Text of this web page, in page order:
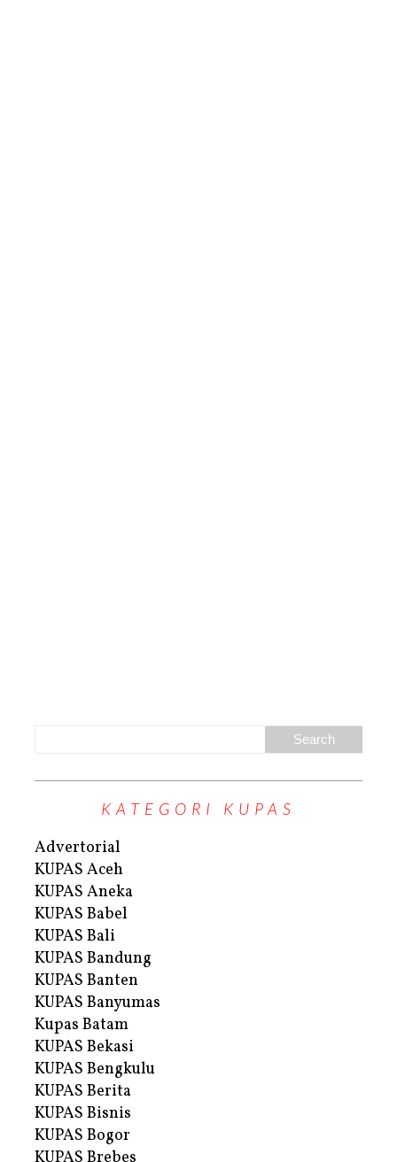
KATEGORI KUPAS
Advertorial
KUPAS Aceh
KUPAS Aneka
KUPAS Babel
KUPAS Bali
KUPAS Bandung
KUPAS Banten
KUPAS Banyumas
Kupas Batam
KUPAS Bekasi
KUPAS Bengkulu
KUPAS Berita
KUPAS Bisnis
KUPAS Bogor